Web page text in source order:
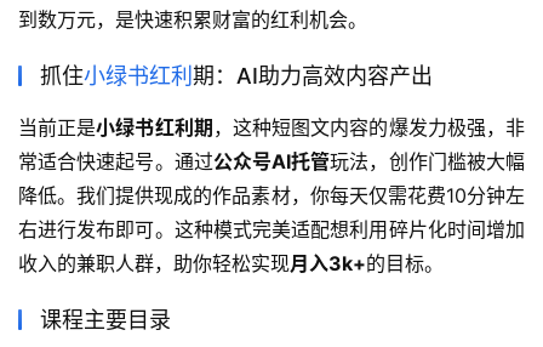
到数万元，是快速积累财富的红利机会。
抓住小绿书红利 期：AI助力高效内容产出
当前正是小绿书红利期 ，这种短图文内容的爆发力极强，非
常适合快速起号。通过公众号AI托管玩法，创作门槛被大幅
降低。我们提供现成的作品素材，你每天仅需花费10分钟左
右进行发布即可。这种模式完美适配想利用碎片化时间增加
收入的兼职人群，助你轻松实现月入3k+的目标。
课程主要目录